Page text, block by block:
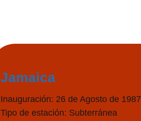
Jamaica
Inauguración: 26 de Agosto de 1987
Tipo de estación: Subterránea